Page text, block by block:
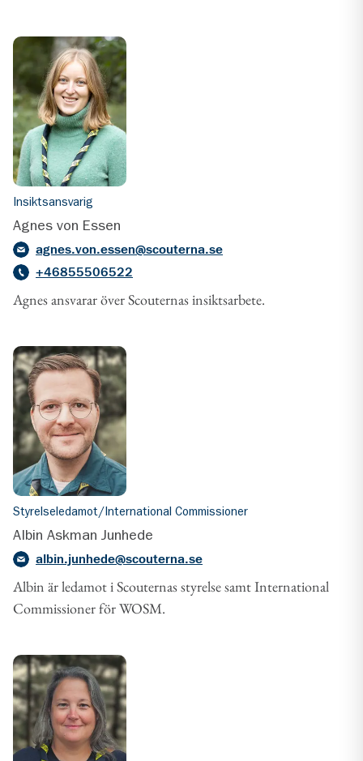
Insiktsansvarig
Agnes von Essen
agnes.von.essen@scouterna.se
+46855506522
Agnes ansvarar över Scouternas insiktsarbete.
Styrelseledamot/International Commissioner
Albin Askman Junhede
albin.junhede@scouterna.se
Albin är ledamot i Scouternas styrelse samt International
Commissioner för WOSM.